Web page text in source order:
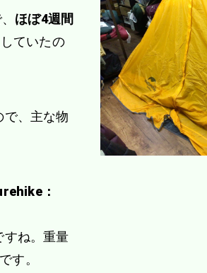
ほぼ4週間
ていたの
で、主な物
：
すね。重量
です。